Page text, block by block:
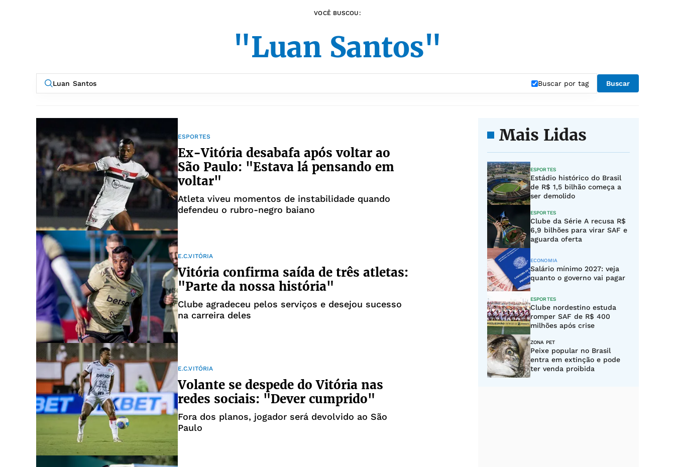
VOCÊ BUSCOU:
"Luan Santos"
Buscar por tag Buscar
ESPORTES
Ex-Vitória desabafa após voltar ao
São Paulo: "Estava lá pensando em
voltar"
Atleta viveu momentos de instabilidade quando
defendeu o rubro-negro baiano
E.C.VITÓRIA
Vitória confirma saída de três atletas:
"Parte da nossa história"
Clube agradeceu pelos serviços e desejou sucesso
na carreira deles
E.C.VITÓRIA
Volante se despede do Vitória nas
redes sociais: "Dever cumprido"
Fora dos planos, jogador será devolvido ao São
Paulo
Mais Lidas
ESPORTES
Estádio histórico do Brasil
de R$ 1,5 bilhão começa a
ser demolido
ESPORTES
Clube da Série A recusa R$
6,9 bilhões para virar SAF e
aguarda oferta
ECONOMIA
Salário mínimo 2027: veja
quanto o governo vai pagar
ESPORTES
Clube nordestino estuda
romper SAF de R$ 400
milhões após crise
ZONA PET
Peixe popular no Brasil
entra em extinção e pode
ter venda proibida